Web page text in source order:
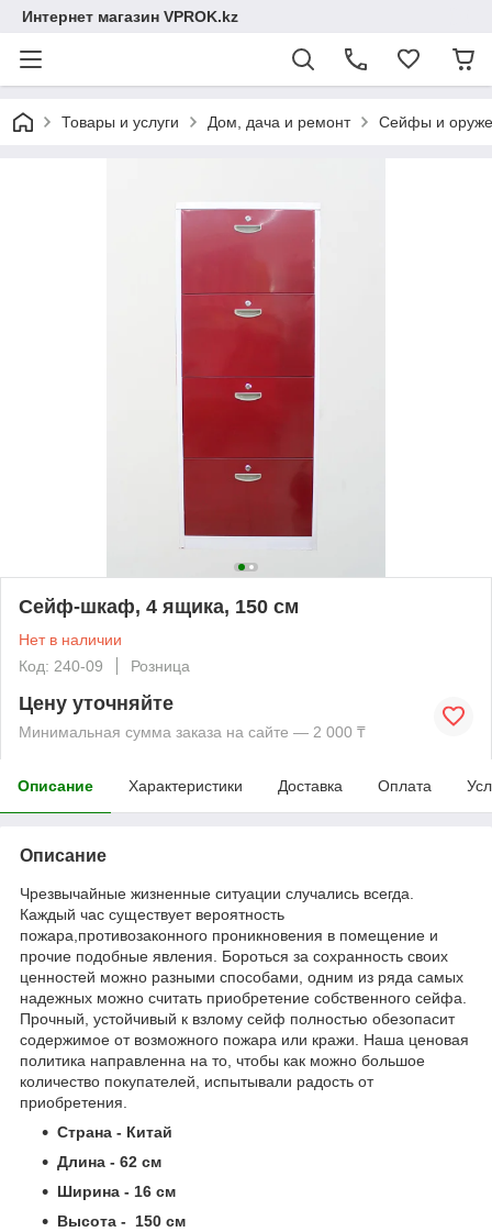
Интернет магазин VPROK.kz
Товары и услуги Дом, дача и ремонт Сейфы и
Сейф-шкаф, 4 ящика, 150 см
Нет в наличии
Код: 240-09
Розница
Цену уточняйте
Минимальная сумма заказа на сайте — 2 000 ₸
Описание Характеристики Доставка Оплата
Описание
Чрезвычайные жизненные ситуации случались всегда.
Каждый час существует вероятность
пожара,противозаконного проникновения в помещение и
прочие подобные явления. Бороться за сохранность своих
ценностей можно разными способами, одним из ряда самых
надежных можно считать приобретение собственного сейфа.
Прочный, устойчивый к взлому сейф полностью обезопасит
содержимое от возможного пожара или кражи. Наша ценовая
политика направленна на то, чтобы как можно большое
количество покупателей, испытывали радость от
приобретения.
Страна - Китай
Длина - 62 см
Ширина - 16 см
Высота - 150 см